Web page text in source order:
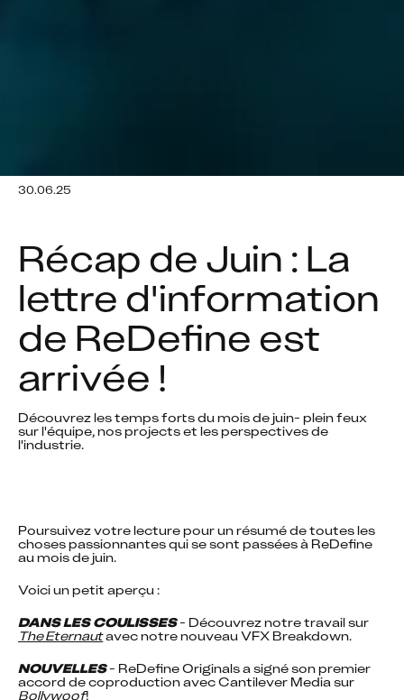
30.06.25
Récap de Juin : La
lettre d'information
de ReDefine est
arrivée !
Découvrez les temps forts du mois de juin- plein feux
sur l'équipe, nos projects et les perspectives de
l'industrie.
Poursuivez votre lecture pour un résumé de toutes les
choses passionnantes qui se sont passées à ReDefine
au mois de juin.
Voici un petit aperçu :
DANS LES COULISSES
The Eternaut avec notre nouveau VFX Breakdown.
NOUVELLES - ReDefine Originals a signé son premier
Bollywoof!